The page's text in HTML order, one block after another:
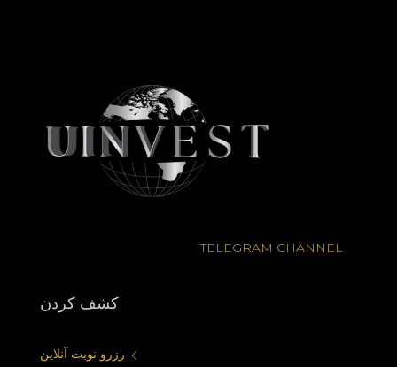
TELEGRAM CHANNEL
كشف كردن
رزرو نوبت آنلاین